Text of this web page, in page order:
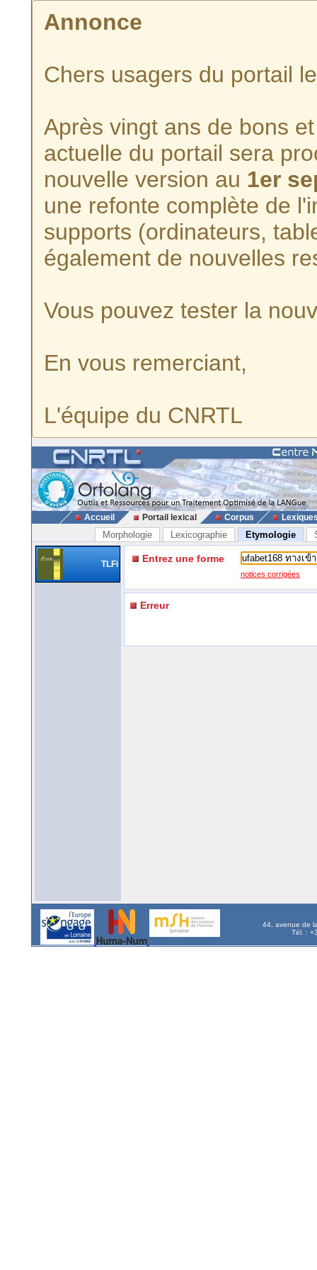
Annonce
Chers usagers du portail
Après vingt ans de bons
actuelle du portail sera
nouvelle version au 1er
une refonte complète de
supports (ordinateurs,
également de nouvelles
Vous pouvez tester la
En vous remerciant,
L'équipe du CNRTL
Accueil Portail lexical Corpus
Morphologie Lexicographie Etymologie
TLFi Entrez une forme
notices corrigées
Erreur
44, avenue de
Tél. :